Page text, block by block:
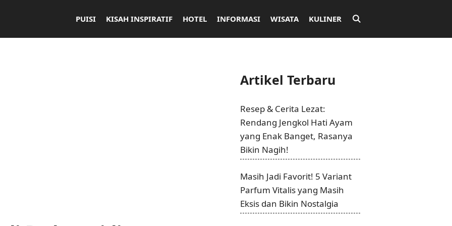
PUISI KISAH INSPIRATIF HOTEL INFORMASI WISATA KULINER
Artikel Terbaru
Resep & Cerita Lezat:
Rendang Jengkol Hati Ayam
yang Enak Banget, Rasanya
Bikin Nagih!
Masih Jadi Favorit! 5 Variant
Parfum Vitalis yang Masih
Eksis dan Bikin Nostalgia